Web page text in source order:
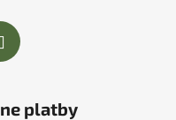
platby